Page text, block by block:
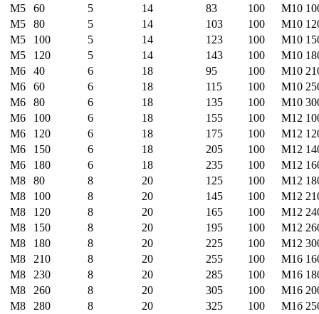
М5
60 5 14 83
100
М5
80 5 14 103
100
М5
100 5 14 123
100
М5
120 5 14 143
100
М6
40 6 18 95
100
М6
60 6 18 115
100
М6
80 6 18 135
100
М6
100 6 18 155
100
М6
120 6 18 175
100
М6
150 6 18 205
100
М6
180 6 18 235
100
М8
80 8 20 125
100
М8
100 8 20 145
100
М8
120 8 20 165
100
М8
150 8 20 195
100
М8
180 8 20 225
100
М8
210 8 20 255
100
М8
230 8 20 285
100
М8
260 8 20 305
100
М8
280 8 20 325
100
M10
M10
M10
M10
M10
M10
M10
М12
М12
М12
М12
М12
М12
М12
М12
М12
М16
М16
М16
М1б